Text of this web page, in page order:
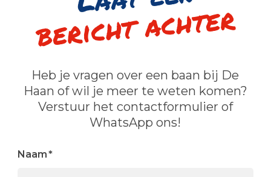
bericht achter
Heb je vragen over een baan bij De
Haan of wil je meer te weten komen?
Verstuur het contactformulier of
WhatsApp ons!
Naam